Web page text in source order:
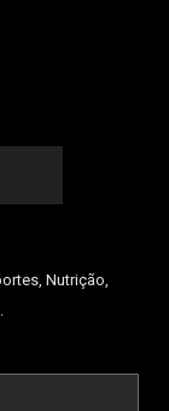
Nutrição,